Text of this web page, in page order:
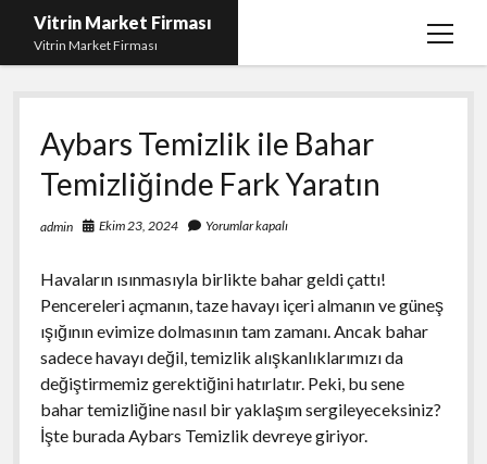
Vitrin Market Firması
Vitrin Market Firması
menüyü
En İyi Tumblr Takipçi Hilesi
iPhone için Instagram Gizli Hesap Görme
Liste
Reels Beğeni Yükleme Hilesi
Sayfa Listesi
Aybars Temizlik ile Bahar
Temizliğinde Fark Yaratın
admin Ekim 23, 2024 Yorumlar kapalı
Havaların ısınmasıyla birlikte bahar geldi çattı!
Pencereleri açmanın, taze havayı içeri almanın ve güneş
ışığının evimize dolmasının tam zamanı. Ancak bahar
sadece havayı değil, temizlik alışkanlıklarımızı da
değiştirmemiz gerektiğini hatırlatır. Peki, bu sene
bahar temizliğine nasıl bir yaklaşım sergileyeceksiniz?
İşte burada Aybars Temizlik devreye giriyor.